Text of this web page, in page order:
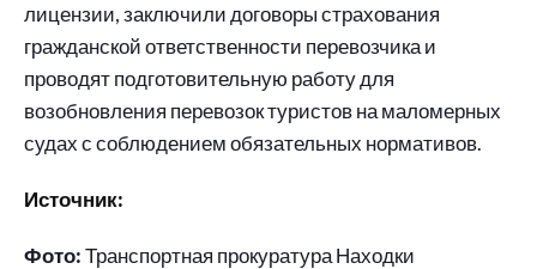
лицензии, заключили договоры страхования
гражданской ответственности перевозчика и
проводят подготовительную работу для
возобновления перевозок туристов на маломерных
судах с соблюдением обязательных нормативов.
Источник:
Фото:Транспортная прокуратура Находки